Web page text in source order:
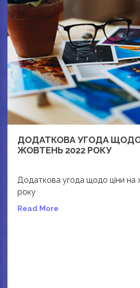
ДОДАТКОВА УГОДА ЩОДО
ЖОВТЕНЬ 2022 РОКУ
Додаткова угода щодо ціни на
року
Read More